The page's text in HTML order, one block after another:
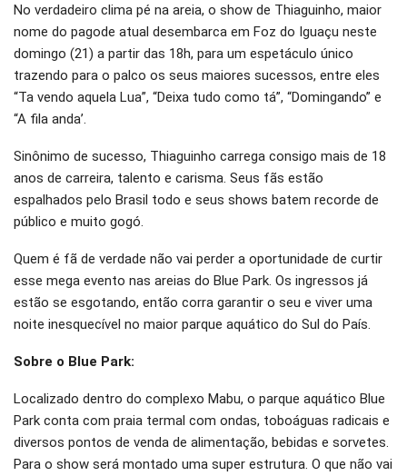
WhatsApp Pinterest
O email
No verdadeiro clima pé na areia, o show de Thiaguinho, maior
nome do pagode atual desembarca em Foz do Iguaçu neste
domingo (21) a partir das 18h, para um espetáculo único
trazendo para o palco os seus maiores sucessos, entre eles
“Ta vendo aquela Lua”, “Deixa tudo como tá”, “Domingando” e
“A fila anda’.
Sinônimo de sucesso, Thiaguinho carrega consigo mais de 18
anos de carreira, talento e carisma. Seus fãs estão
espalhados pelo Brasil todo e seus shows batem recorde de
público e muito gogó.
Quem é fã de verdade não vai perder a oportunidade de curtir
esse mega evento nas areias do Blue Park. Os ingressos já
estão se esgotando, então corra garantir o seu e viver uma
noite inesquecível no maior parque aquático do Sul do País.
Sobre o Blue Park:
Localizado dentro do complexo Mabu, o parque aquático Blue
Park conta com praia termal com ondas, toboáguas radicais e
diversos pontos de venda de alimentação, bebidas e sorvetes.
Para o show será montado uma super estrutura. O que não vai